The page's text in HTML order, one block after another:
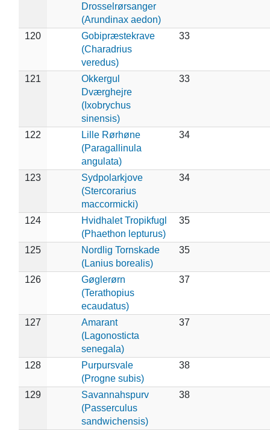
Drosselrørsanger
(Arundinax aedon)
120
Gobipræstekrave
(Charadrius
veredus)
33
121
Okkergul
Dværghejre
(Ixobrychus
sinensis)
33
122
Lille Rørhøne
(Paragallinula
angulata)
34
123
Sydpolarkjove
(Stercorarius
maccormicki)
34
124
Hvidhalet Tropikfugl
(Phaethon lepturus)
35
125
Nordlig Tornskade
(Lanius borealis)
35
126
Gøglerørn
(Terathopius
ecaudatus)
37
127
Amarant
(Lagonosticta
senegala)
37
128
Purpursvale
(Progne subis)
38
129
Savannahspurv
(Passerculus
sandwichensis)
38